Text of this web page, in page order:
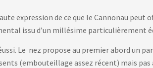
expression de ce que le Cannonau peut
issu d’un millésime particulièrement
Le nez propose au premier abord un
(embouteillage assez récent) mais pas